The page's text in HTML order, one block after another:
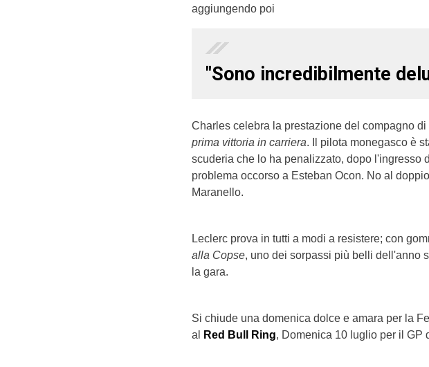
aggiungendo poi
"Sono incredibilmente
Charles celebra la prestazione del compagno di
prima vittoria in carriera. Il pilota monegasco è
scuderia che lo ha penalizzato, dopo l'ingresso
problema occorso a Esteban Ocon. No al
Maranello.
Leclerc prova in tutti a modi a resistere; con
alla Copse, uno dei sorpassi più belli dell'anno
la gara.
Si chiude una domenica dolce e amara per la
al
Red Bull Ring, Domenica 10 luglio per il GP